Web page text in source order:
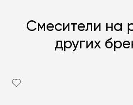
Смесители на
других